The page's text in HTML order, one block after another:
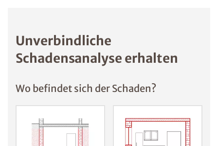
welcher eine mögliche Gefahr für die Gesundheit ist.
Unverbindliche